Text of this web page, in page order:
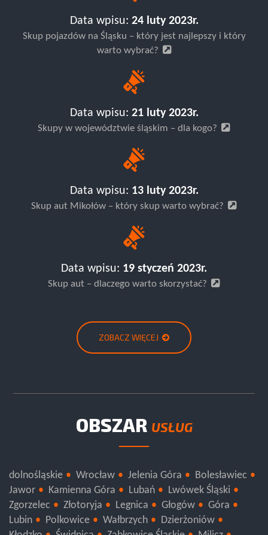
Data wpisu: 24 luty 2023r.
Skup pojazdów na Śląsku – który jest najlepszy i który
warto wybrać?
Data wpisu: 21 luty 2023r.
Skupy w województwie śląskim – dla kogo?
Data wpisu: 13 luty 2023r.
Skup aut Mikołów – który skup warto wybrać?
Data wpisu: 19 styczeń 2023r.
Skup aut – dlaczego warto skorzystać?
ZOBACZ WIĘCEJ
OBSZAR
dolnośląskie Wrocław Jelenia Góra
Bolesławiec
Jawor
Kamienna Góra Lubań
Lwówek Śląski
Zgorzelec
Złotoryja Legnica Głogów
Góra